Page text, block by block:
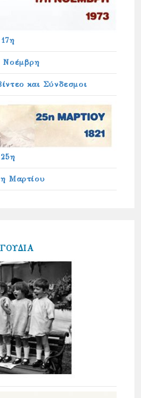
17η
Νοέμβρη
και Σύνδεσμοι
25η
Μαρτίου